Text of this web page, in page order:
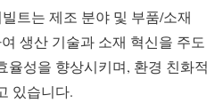
트는 제조 분야 및 부품/소재
생산 기술과 소재 혁신을 주도
율성을 향상시키며, 환경 친화적
있습니다.